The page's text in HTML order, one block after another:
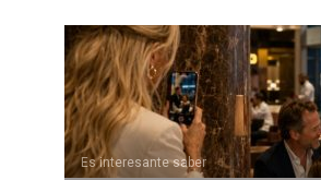
Es interesante saber